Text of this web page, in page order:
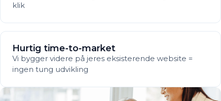
klik
Hurtig time-to-market
Vi bygger videre på jeres eksisterende website =
ingen tung udvikling